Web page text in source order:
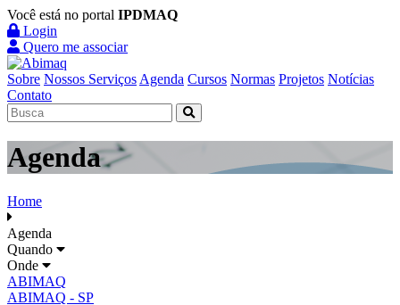
Você está no portal IPDMAQ
Login
Quero me associar
Sobre Nossos Serviços Agenda Cursos Normas Projetos Notícias
Contato
Agenda
Home
Agenda
Quando
Onde
ABIMAQ
ABIMAQ - SP